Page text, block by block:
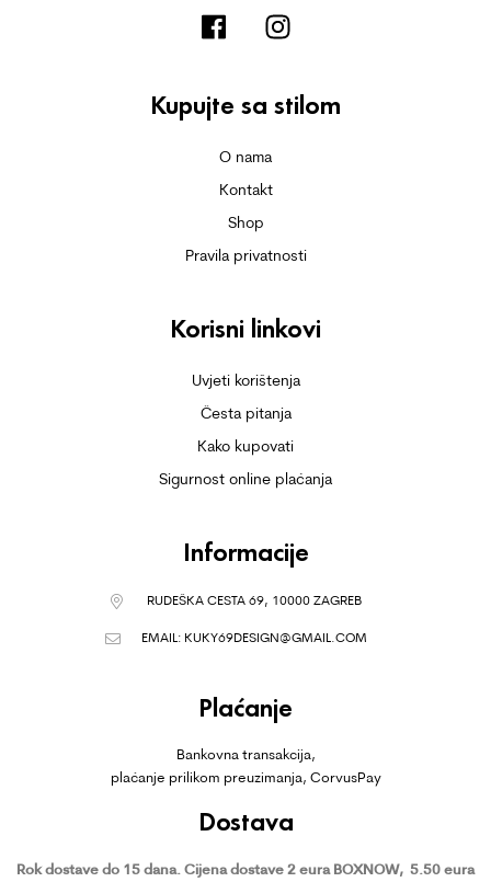
Kupujte sa stilom
O nama
Kontakt
Shop
Pravila privatnosti
Korisni linkovi
Uvjeti korištenja
Česta pitanja
Kako kupovati
Sigurnost online plaćanja
Informacije
RUDEŠKA CESTA 69, 10000 ZAGREB
EMAIL: KUKY69DESIGN@GMAIL.COM
Plaćanje
Bankovna transakcija,
plaćanje prilikom preuzimanja, CorvusPay
Dostava
Rok dostave do 15 dana. Cijena dostave 2 eura BOXNOW, 5.50 eura